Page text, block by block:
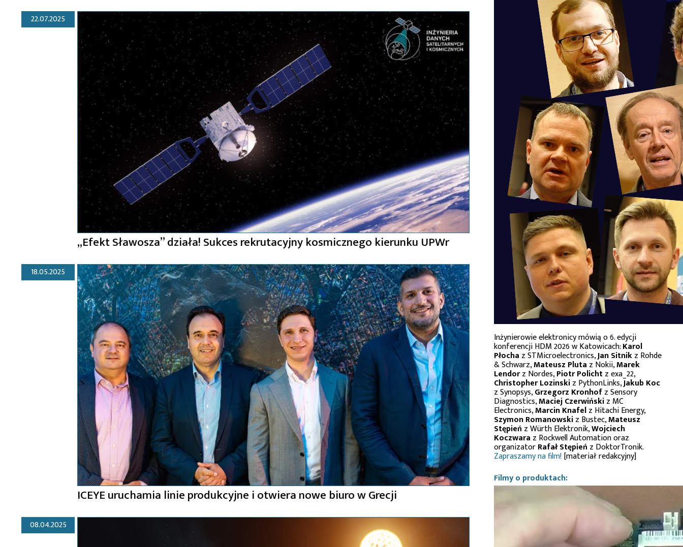
22.07.2025
„Efekt Sławosza” działa! Sukces rekrutacyjny kosmicznego kierunku UPWr
18.05.2025
ICEYE uruchamia linie produkcyjne i otwiera nowe biuro w Grecji
08.04.2025
Inżynierowie elektronicy mówią o 6. edycji
konferencji HDM 2026 w Katowicach:Karol
Płocha z STMicroelectronics,Jan Sitnikz Rohde
& Schwarz,Mateusz Pluta z Nokii,Marek
Lendorz Nordes,Piotr Polichtz exa_22,
Christopher Lozinskiz PythonLinks,Jakub Koc
z Synopsys,Grzegorz Kronhofz Sensory
Diagnostics,Maciej Czerwińskiz MC
Electronics,Marcin Knafelz Hitachi Energy,
Szymon Romanowskiz Bustec,Mateusz
Stępień z Würth Elektronik,Wojciech
Koczwara z Rockwell Automation oraz
organizatorRafał Stępień z DoktorTronik.
Zapraszamy na film![materiał redakcyjny]
Filmy o produktach: